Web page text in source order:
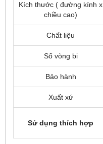
Kích thước ( đường kính x
chiều cao)
Chất liệu
Số vòng bi
Bảo hành
Xuất xứ
Sử dụng thích hợp